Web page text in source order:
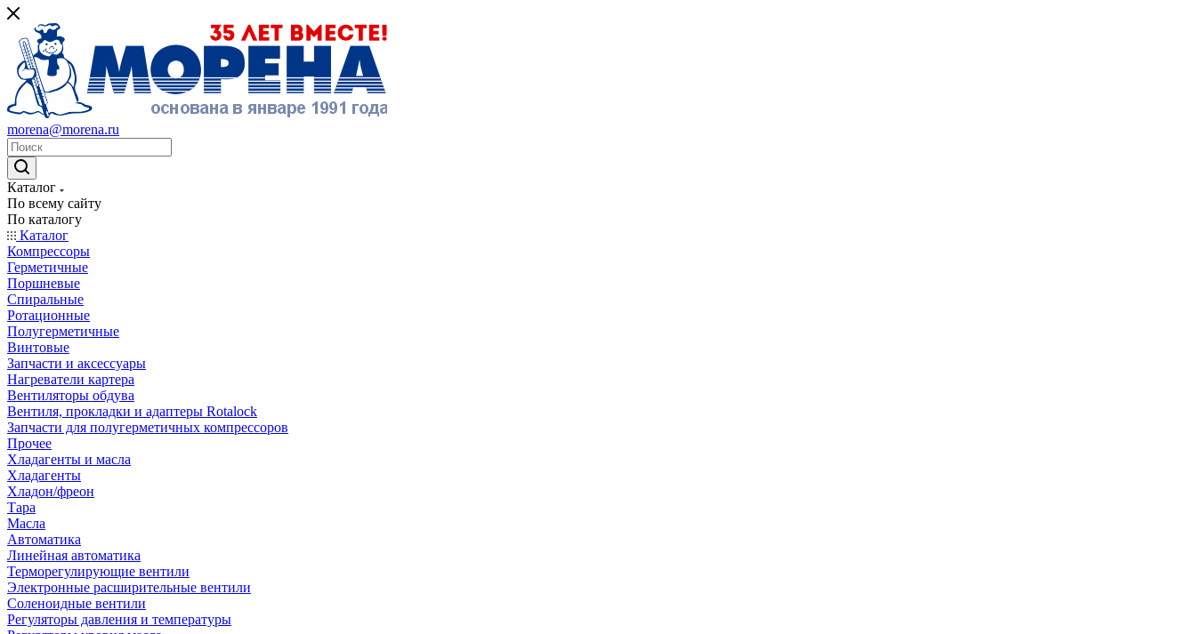
morena@morena.ru
Каталог
По всему сайту
По каталогу
Каталог
Компрессоры
Герметичные
Поршневые
Спиральные
Ротационные
Полугерметичные
Винтовые
Запчасти и аксессуары
Нагреватели картера
Вентиляторы обдува
Вентиля, прокладки и адаптеры Rotalock
Запчасти для полугерметичных компрессоров
Прочее
Хладагенты и масла
Хладагенты
Хладон/фреон
Тара
Масла
Автоматика
Линейная автоматика
Терморегулирующие вентили
Электронные расширительные вентили
Соленоидные вентили
Регуляторы давления и температуры